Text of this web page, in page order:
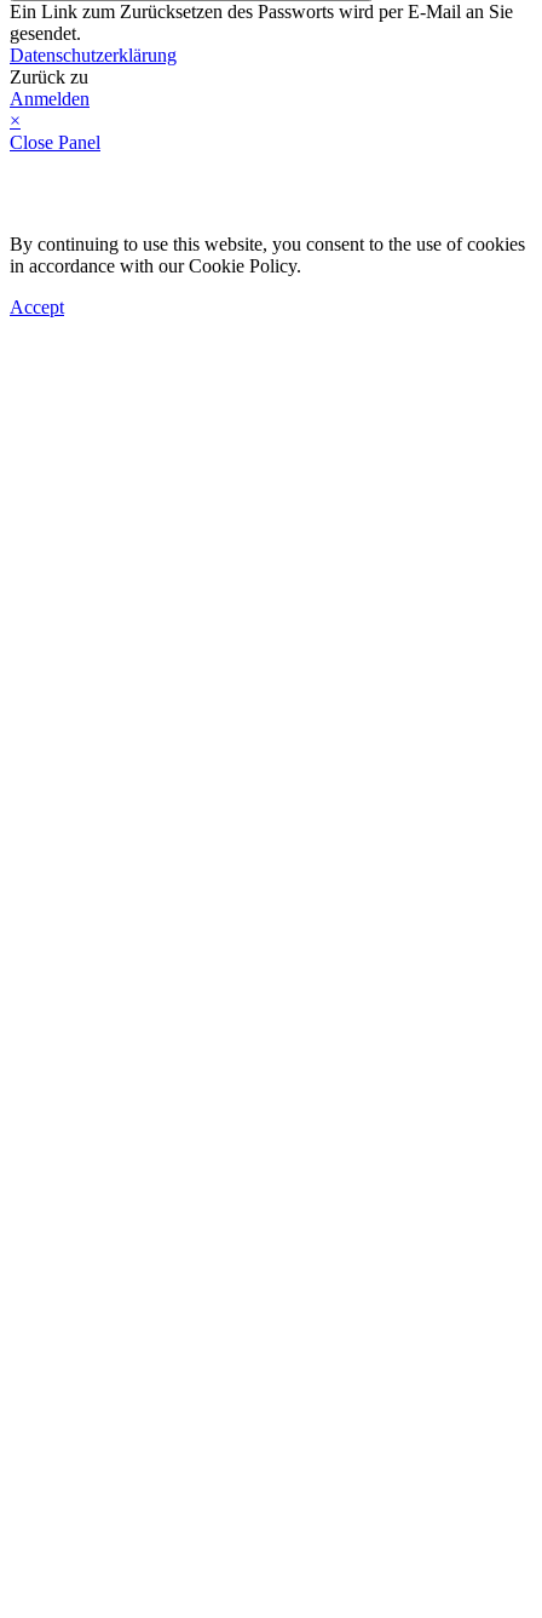
Ein Link zum Zurücksetzen des Passworts wird per E-Mail an Sie
gesendet.
Datenschutzerklärung
Zurück zu
Anmelden
×
Close Panel
By continuing to use this website, you consent to the use of cookies
in accordance with our Cookie Policy.
Accept